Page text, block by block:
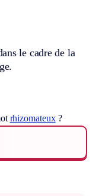
le cadre de la
rhizomateux?